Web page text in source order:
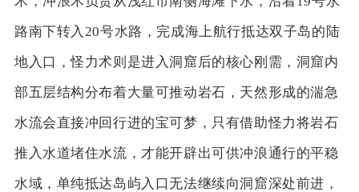
路南下转入20号水路，完成海上航行抵达双子岛的陆
地入口，怪力术则是进入洞窟后的核心刚需，洞窟内
部五层结构分布着大量可推动岩石，天然形成的湍急
水流会直接冲回行进的宝可梦，只有借助怪力将岩石
推入水道堵住水流，才能开辟出可供冲浪通行的平稳
水域，单纯抵达岛屿入口无法继续向洞窟深处前进，